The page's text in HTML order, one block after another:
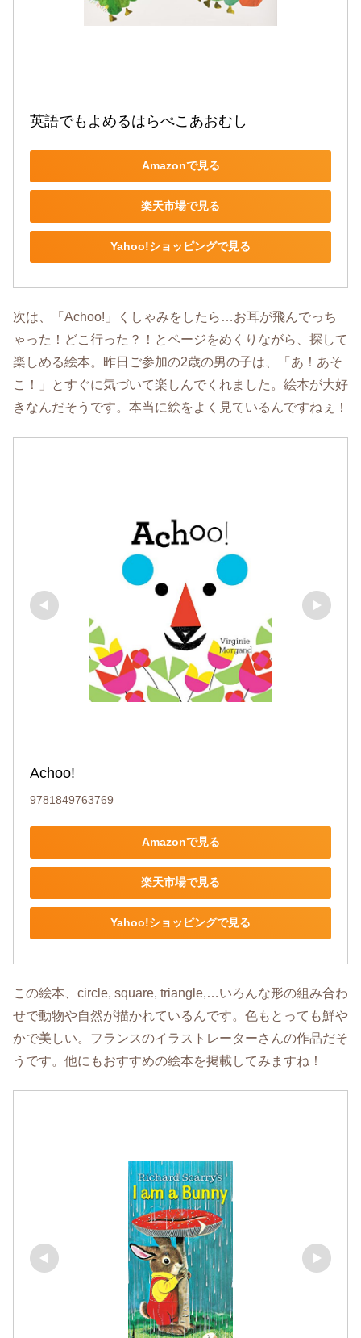
英語でもよめるはらぺこあおむし
Amazonで見る
楽天市場で見る
Yahoo!ショッピングで見る
次は、「Achoo!」くしゃみをしたら…お耳が飛んでっち
ゃった！どこ行った？！とページをめくりながら、探して
楽しめる絵本。昨日ご参加の2歳の男の子は、「あ！あそ
こ！」とすぐに気づいて楽しんでくれました。絵本が大好
きなんだそうです。本当に絵をよく見ているんですねぇ！
Achoo!
9781849763769
Amazonで見る
楽天市場で見る
Yahoo!ショッピングで見る
この絵本、circle, square, triangle,…いろんな形の組み合わ
せで動物や自然が描かれているんです。色もとっても鮮や
かで美しい。フランスのイラストレーターさんの作品だそ
うです。他にもおすすめの絵本を掲載してみますね！